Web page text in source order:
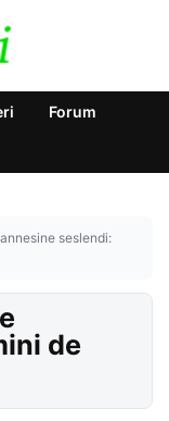
Forum
seslendi:
de